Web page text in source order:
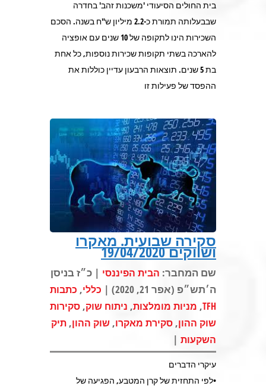
בית החולים הסיעודי 'משכנות זהב' בחדרה
שבבעלותה תמורת כ-2.2 מיליון ש"ח בשנה. הסכם
השכירות הינו לתקופה של 10 שנים עם אופציה
להארכה בשתי תקופות שכירות נוספות, כל אחת
בת 5 שנים. תוצאות הרבעון עדיין כוללות את
ההפסד של פעילות זו
סקירה שבועית. מאקרו
ושווקים 19/04/2020
שם המחבר: הבית הפיננסי | כ״ז בניסן
ה׳תש״פ (אפר 21, 2020) |
כללי, כתבות
TFH
, מניות מומלצות, ניתוח שוק, סקירות
שוק ההון, סקירת מאקרו, שוק ההון, תיק
השקעות |
עיקרי הדברים
•לפי התחזית של קרן המטבע, הפגיעה של